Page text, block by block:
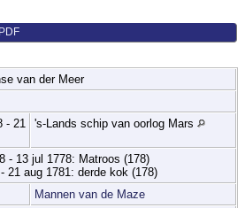
PDF
van der Meer
- 21
's-Lands schip van oorlog Mars
- 13 jul 1778: Matroos (178)
21 aug 1781: derde kok (178)
Mannen van de Maze